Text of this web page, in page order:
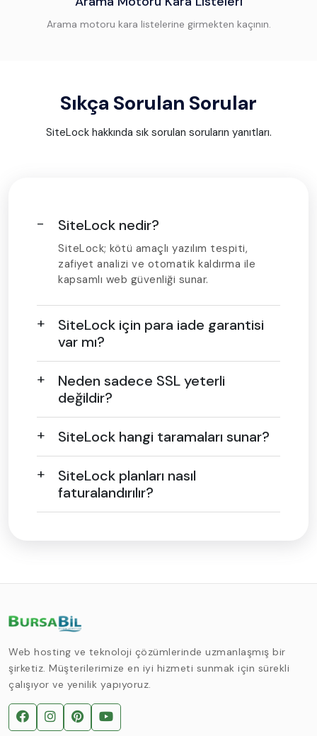
Arama motoru kara listelerine girmekten kaçının.
Sıkça Sorulan Sorular
SiteLock hakkında sık sorulan soruların yanıtları.
SiteLock nedir?
SiteLock; kötü amaçlı yazılım tespiti,
zafiyet analizi ve otomatik kaldırma ile
kapsamlı web güvenliği sunar.
SiteLock için para iade garantisi
var mı?
Neden sadece SSL yeterli
değildir?
SiteLock hangi taramaları sunar?
SiteLock planları nasıl
faturalandırılır?
Web hosting ve teknoloji çözümlerinde uzmanlaşmış bir
şirketiz. Müşterilerimize en iyi hizmeti sunmak için sürekli
çalışıyor ve yenilik yapıyoruz.